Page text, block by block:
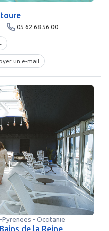
05 62 68 56 00
un e-mail
Pyrenees - Occitanie